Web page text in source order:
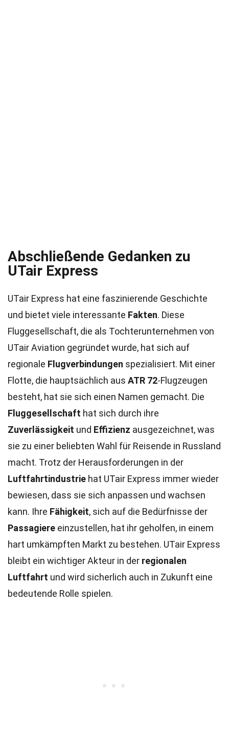
Abschließende Gedanken zu
UTair Express
UTair Express hat eine faszinierende Geschichte
und bietet viele interessante Fakten. Diese
Fluggesellschaft, die als Tochterunternehmen von
UTair Aviation gegründet wurde, hat sich auf
regionale Flugverbindungen spezialisiert. Mit einer
Flotte, die hauptsächlich aus ATR 72-Flugzeugen
besteht, hat sie sich einen Namen gemacht. Die
Fluggesellschaft hat sich durch ihre
Zuverlässigkeit und Effizienz ausgezeichnet, was
sie zu einer beliebten Wahl für Reisende in Russland
macht. Trotz der Herausforderungen in der
Luftfahrtindustrie hat UTair Express immer wieder
bewiesen, dass sie sich anpassen und wachsen
kann. Ihre Fähigkeit, sich auf die Bedürfnisse der
Passagiere einzustellen, hat ihr geholfen, in einem
hart umkämpften Markt zu bestehen. UTair Express
bleibt ein wichtiger Akteur in der regionalen
Luftfahrt und wird sicherlich auch in Zukunft eine
bedeutende Rolle spielen.